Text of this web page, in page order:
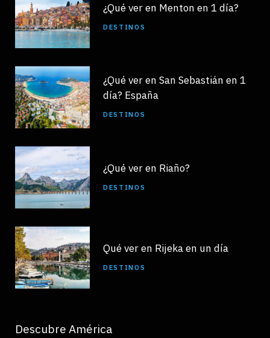
¿Qué ver en Menton en 1 día?
DESTINOS
¿Qué ver en San Sebastián en 1
día? España
DESTINOS
¿Qué ver en Riaño?
DESTINOS
Qué ver en Rijeka en un día
DESTINOS
Descubre América